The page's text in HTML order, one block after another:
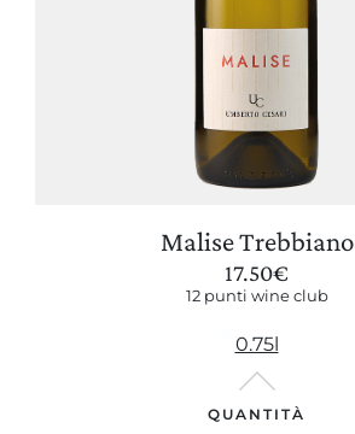
Malise Trebbiano
17.50€
12 punti wine club
0.75l
QUANTITÀ